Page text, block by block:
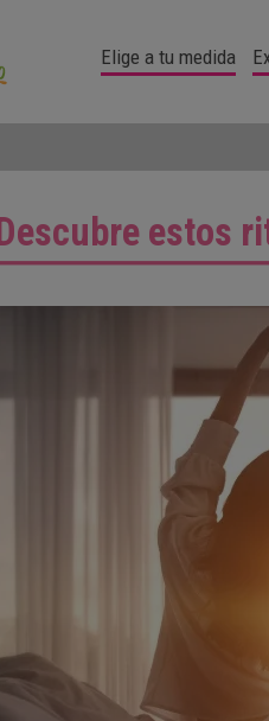
Elige a tu medida
Descubre estos